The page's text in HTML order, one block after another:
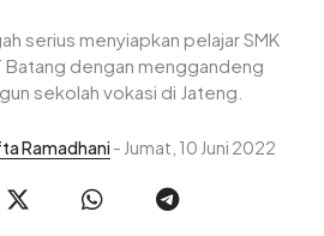
serius menyiapkan pelajar SMK
Batang dengan menggandeng
sekolah vokasi di Jateng.
Ramadhani - Jumat, 10 Juni 2022